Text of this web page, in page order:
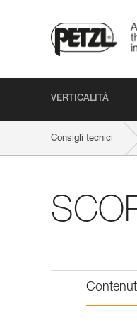
VERTICALITÀ
Consigli tecnici